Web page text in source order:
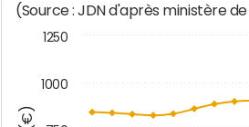
(Source : JDN d'après ministère
1000
1250